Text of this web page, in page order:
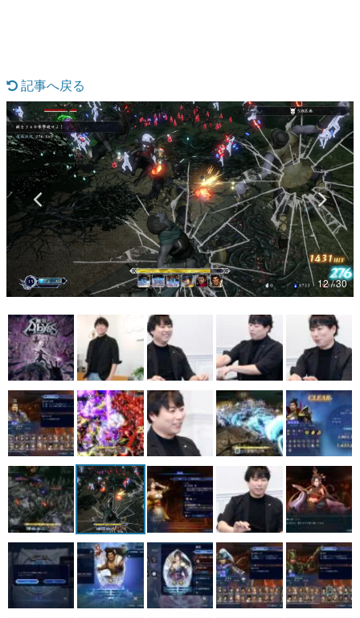
具体的な形から解き明かしていく、硬派で骨太な評論連載
です。
ゲームが変えた日本語
「経験値」「裏技」「ラスボス」… ゲームにまつわる言葉
の起源や用法の変遷を、コンピューター文化史研究家・タ
イニーP氏が徹底調査。
カテゴリ
特集記事
マンガ
女性向け
アプリレビュー
その他
電ファミニコゲーマーとは？
運営：株式会社マレ
記事へ戻る
12 / 30